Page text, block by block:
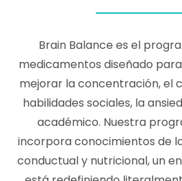
Brain Balance es el
medicamentos diseñado
mejorar la concentración, el
habilidades sociales, la
académico. Nuestra
incorpora conocimientos de
conductual y nutricional, un